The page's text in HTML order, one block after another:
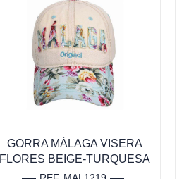
GORRA MÁLAGA VISERA
FLORES BEIGE-TURQUESA